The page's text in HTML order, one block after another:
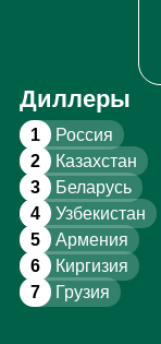
Диллеры
1 Россия
2 Казахстан
3 Беларусь
4 Узбекистан
5 Армения
6 Киргизия
7 Грузия